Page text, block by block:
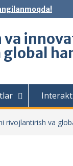
va
rivojlantirish va